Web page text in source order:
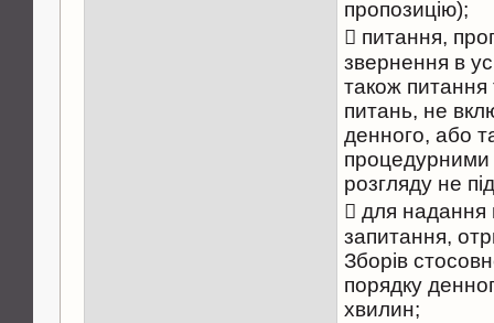
пропозицію);
 питання,
звернення в
також питання
питань, не
денного, або
процедурними
розгляду не
 для надання
запитання,
Зборів
порядку
хвилин;